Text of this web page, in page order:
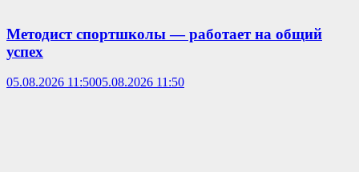
Методист спортшколы — работает на общий
успех
05.08.2026 11:5005.08.2026 11:50